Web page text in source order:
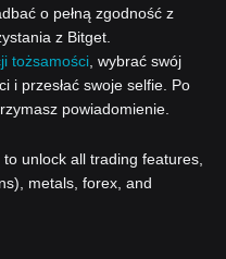
o pełną zgodność z
z Bitget.
tożsamości , wybrać swój
i przesłać swoje selfie. Po
powiadomienie.
unlock all trading features,
metals, forex, and